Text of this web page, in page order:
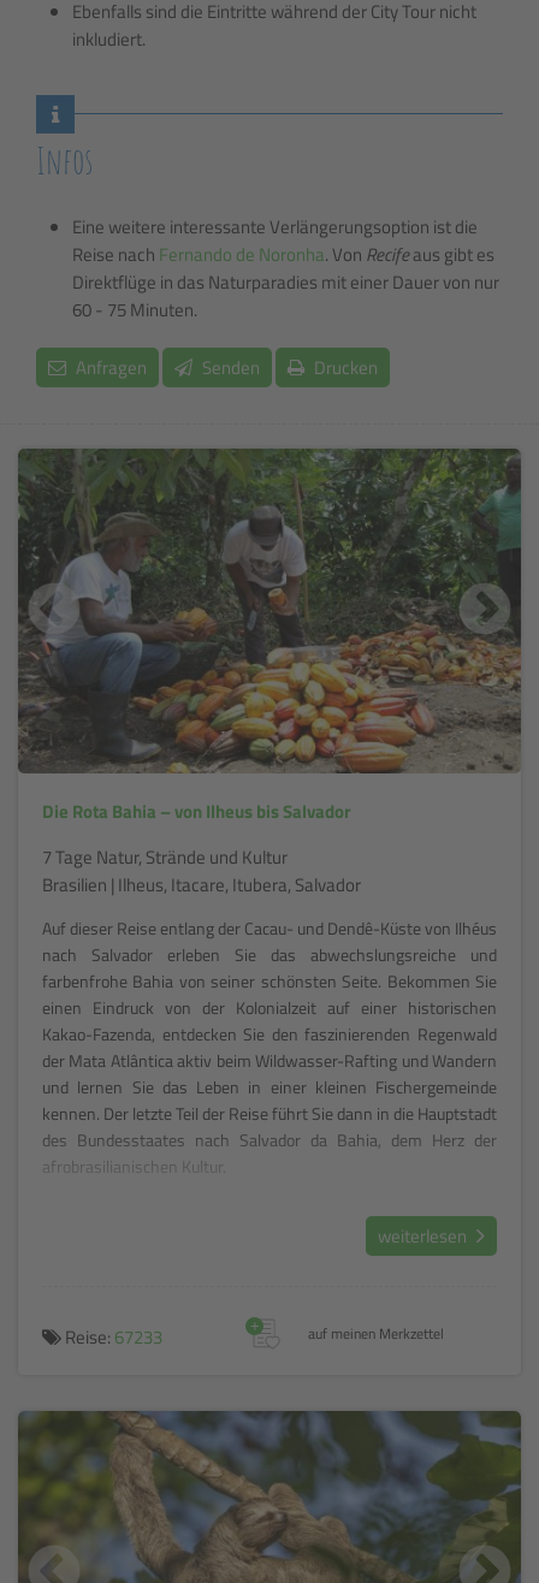
Ebenfalls sind die Eintritte während der City Tour nicht
inkludiert.
Infos
Eine weitere interessante Verlängerungsoption ist die
Reise nach Fernando de Noronha. Von Recifeaus gibt es
Direktflüge in das Naturparadies mit einer Dauer von nur
60 - 75 Minuten.
Anfragen Senden Drucken
Die Rota Bahia – von Ilheus bis Salvador
7 Tage Natur, Strände und Kultur
Brasilien | Ilheus, Itacare, Itubera, Salvador
Auf dieser Reise entlang der Cacau- und Dendê-Küste von Ilhéus
nach Salvador erleben Sie das abwechslungsreiche und
farbenfrohe Bahia von seiner schönsten Seite. Bekommen Sie
einen Eindruck von der Kolonialzeit auf einer historischen
Kakao-Fazenda, entdecken Sie den faszinierenden Regenwald
der Mata Atlântica aktiv beim Wildwasser-Rafting und Wandern
und lernen Sie das Leben in einer kleinen Fischergemeinde
kennen. Der letzte Teil der Reise führt Sie dann in die Hauptstadt
des Bundesstaates nach Salvador da Bahia, dem Herz der
afrobrasilianischen Kultur.
weiterlesen
Reise: 67233 auf meinen Merkzettel
+